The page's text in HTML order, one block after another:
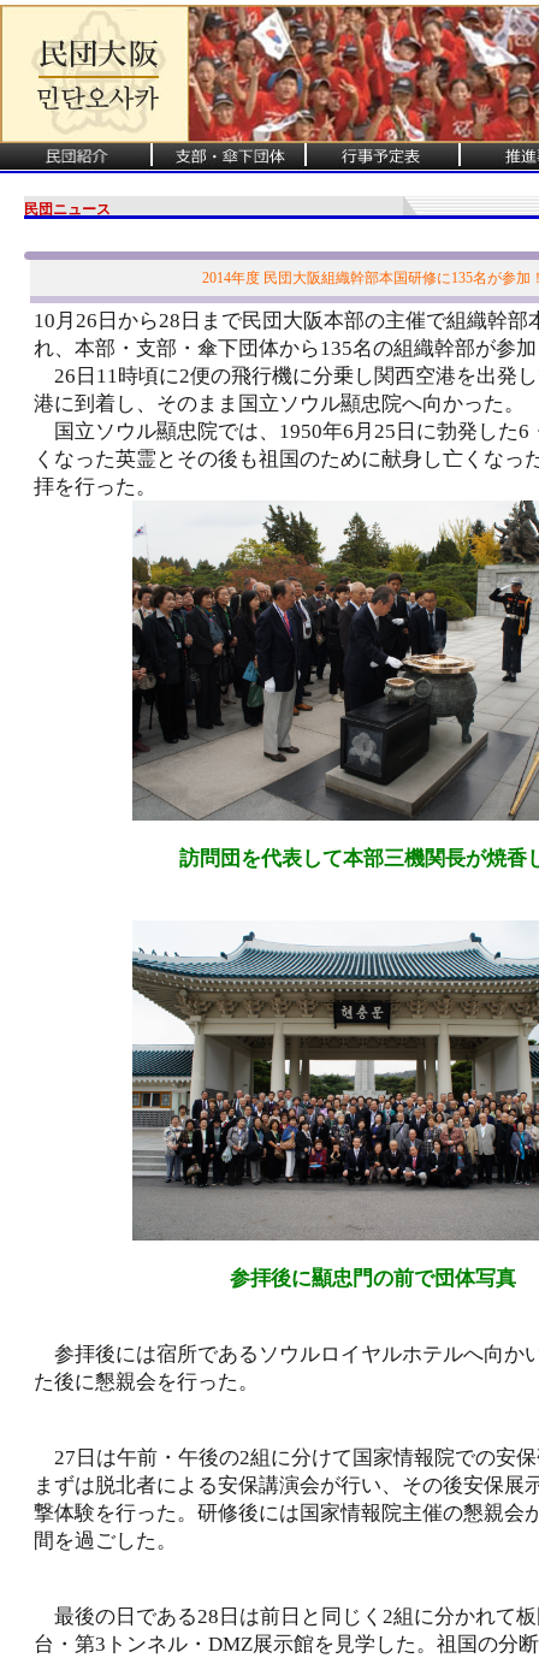
民団ニュース
2014年度 民団大阪組織幹部本国研修に135名が参加
10月26日から28日まで民団大阪本部の主催で組織幹部
れ、本部・支部・傘下団体から135名の組織幹部が参
26日11時頃に2便の飛行機に分乗し関西空港を出発
港に到着し、そのまま国立ソウル顯忠院へ向かった。
国立ソウル顯忠院では、1950年6月25日に勃発した6
くなった英霊とその後も祖国のために献身し亡くなっ
拝を行った。
訪問団を代表して本部三機関長が焼香
参拝後に顯忠門の前で団体写真
参拝後には宿所であるソウルロイヤルホテルへ向か
た後に懇親会を行った。
27日は午前・午後の2組に分けて国家情報院での安
まずは脱北者による安保講演会が行い、その後安保展
撃体験を行った。研修後には国家情報院主催の懇親会
間を過ごした。
最後の日である28日は前日と同じく2組に分かれて
台・第3トンネル・DMZ展示館を見学した。祖国の分